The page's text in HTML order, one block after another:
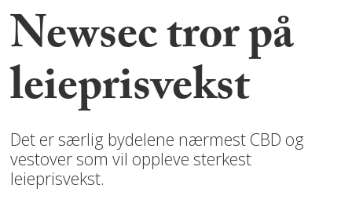
Newsec tror på
leieprisvekst
Det er særlig bydelene nærmest CBD og
vestover som vil oppleve sterkest
leieprisvekst.